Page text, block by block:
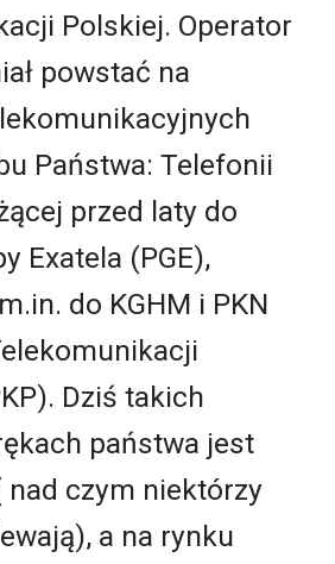
Polskiej. Operator
powstać na
Państwa: Telefonii
przed laty do
Exatela (PGE),
do KGHM i PKN
Dziś takich
państwa jest
nad czym niektórzy
a na rynku